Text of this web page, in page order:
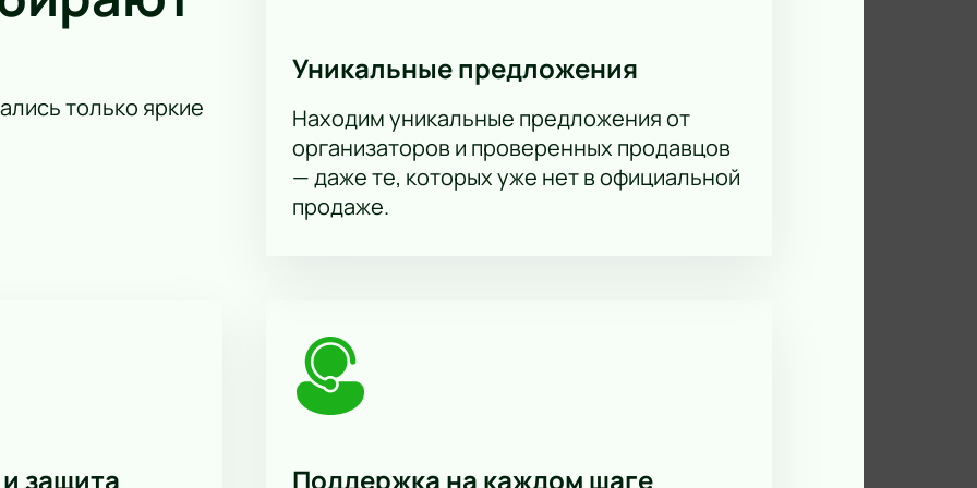
сайт или позвонить по телефону. Наши сотрудники помогут выбрать места и ответят на
зала
или по телефону
атмосферу живой музыки и познакомьтесь с новым звучанием Вани Дмитриенко.
только яркие
Уникальные предложения
Находим уникальные предложения от
организаторов и проверенных продавцов
— даже те, которых уже нет в официальной
продаже.
защита
Поддержка на каждом шаге